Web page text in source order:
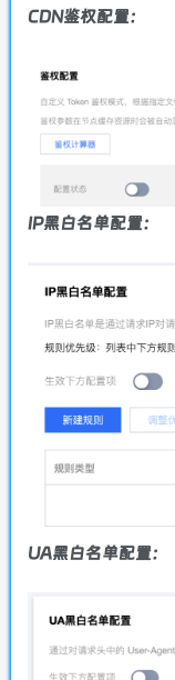
CDN鉴权配置：
IP黑白名单配置：
UA黑白名单配置：